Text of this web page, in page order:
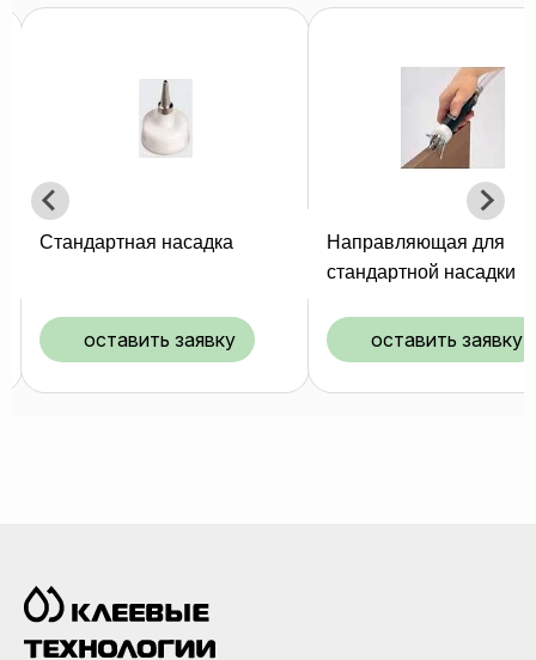
Направляющая для
оставить заявку
Насадка
оставить